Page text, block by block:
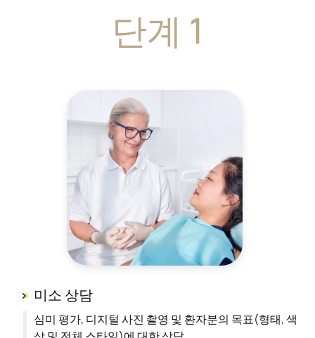
단계 1
미소 상담
심미 평가, 디지털 사진 촬영 및 환자분의 목표(형태, 색